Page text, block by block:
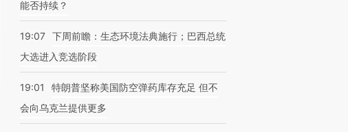
能否持续？
19:07 下周前瞻：生态环境法典施行；巴西总统
大选进入竞选阶段
19:01
特朗普坚称美国防空弹药库存充足 但不
会向乌克兰提供更多